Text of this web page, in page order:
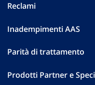
Reclami
Inadempimenti AAS
Parità di trattamento
Prodotti Partner e